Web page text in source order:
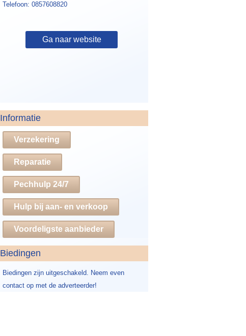
Telefoon: 0857608820
Ga naar website
Informatie
Verzekering
Reparatie
Pechhulp 24/7
Hulp bij aan- en verkoop
Voordeligste aanbieder
Biedingen
Biedingen zijn uitgeschakeld. Neem even
contact op met de adverteerder!